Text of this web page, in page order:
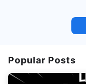
Popular Posts